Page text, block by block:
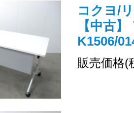
コクヨ/
【中古
K1506/
販売価格(